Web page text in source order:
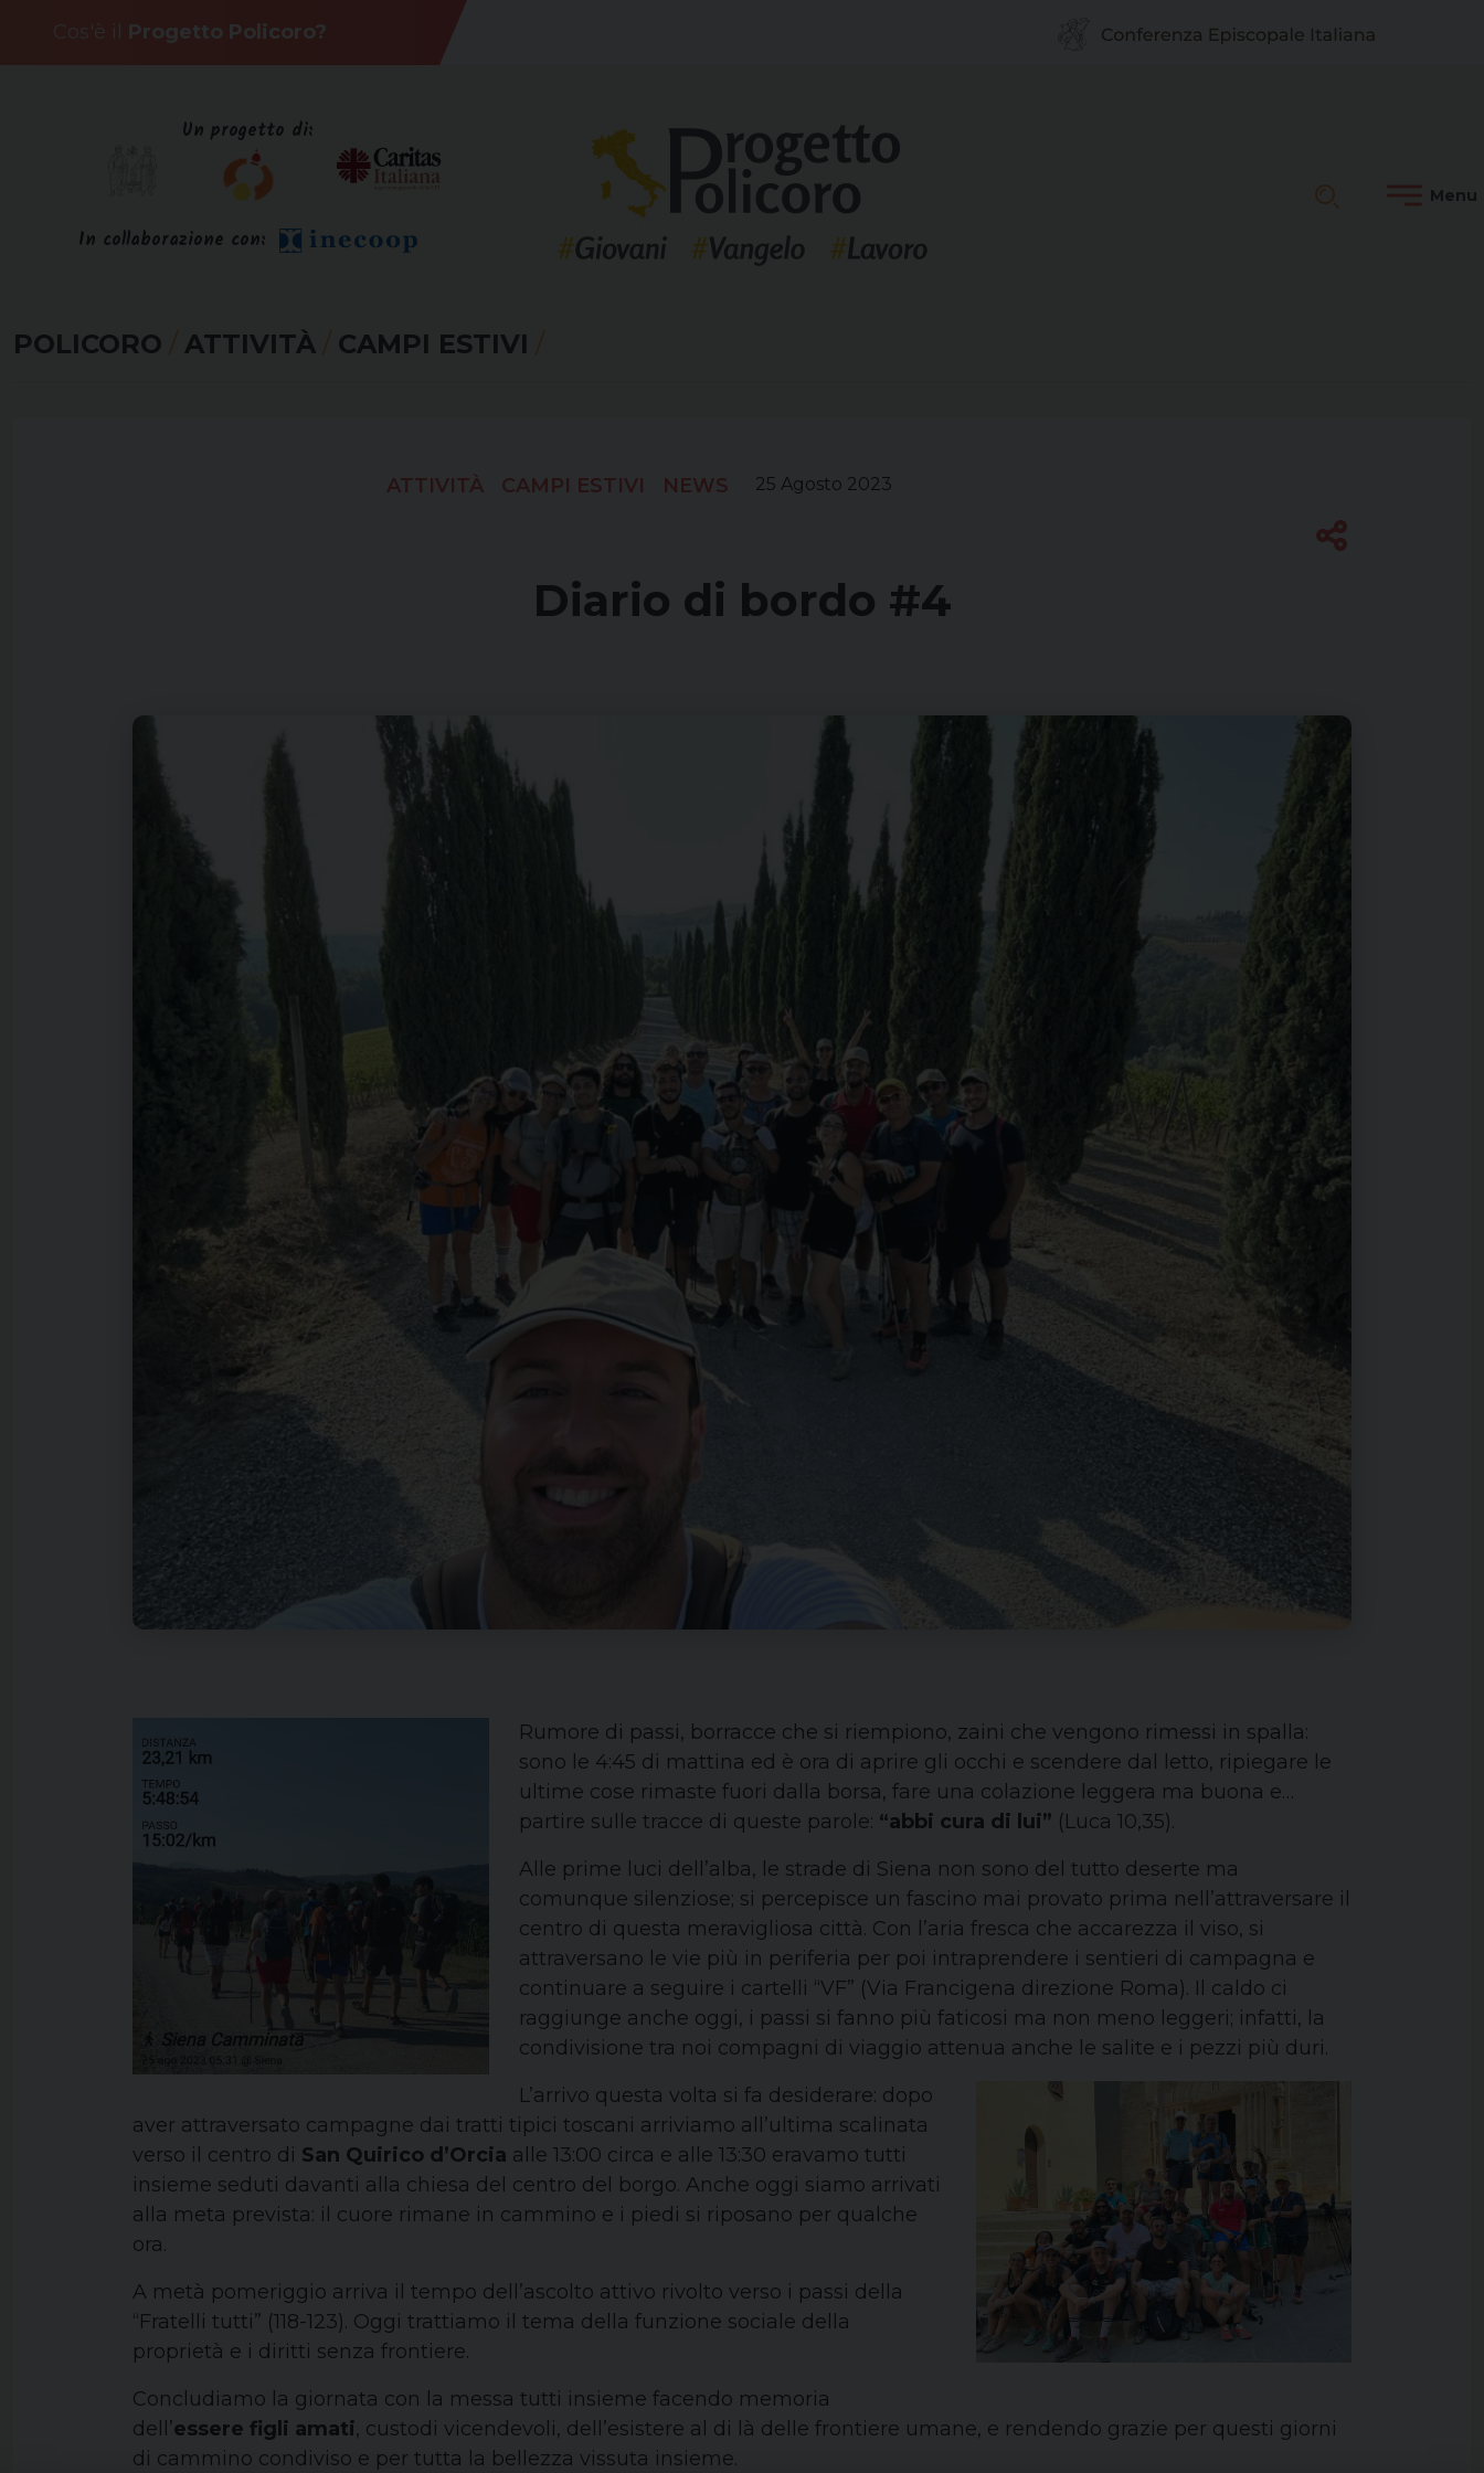
Cos'è il Progetto Policoro?
Un progetto di:
In collaborazione con:
POLICORO / ATTIVITÀ / CAMPI ESTIVI /
ATTIVITÀ CAMPI ESTIVI NEWS 25 Agosto 2023
Diario di bordo #4
Rumore di passi, borracce che si riempiono, zaini che vengono rimessi in spalla:
sono le 4:45 di mattina ed è ora di aprire gli occhi e scendere dal letto, ripiegare le
ultime cose rimaste fuori dalla borsa, fare una colazione leggera ma buona e…
partire sulle tracce di queste parole: “abbi cura di lui” (Luca 10,35).
Alle prime luci dell’alba, le strade di Siena non sono del tutto deserte ma
comunque silenziose; si percepisce un fascino mai provato prima nell’attraversare il
centro di questa meravigliosa città. Con l’aria fresca che accarezza il viso, si
attraversano le vie più in periferia per poi intraprendere i sentieri di campagna e
continuare a seguire i cartelli “VF” (Via Francigena direzione Roma). Il caldo ci
raggiunge anche oggi, i passi si fanno più faticosi ma non meno leggeri; infatti, la
condivisione tra noi compagni di viaggio attenua anche le salite e i pezzi più duri.
L’arrivo questa volta si fa desiderare: dopo
aver attraversato campagne dai tratti tipici toscani arriviamo all’ultima scalinata
verso il centro di San Quirico d’Orcia alle 13:00 circa e alle 13:30 eravamo tutti
insieme seduti davanti alla chiesa del centro del borgo. Anche oggi siamo arrivati
alla meta prevista: il cuore rimane in cammino e i piedi si riposano per qualche
ora.
A metà pomeriggio arriva il tempo dell’ascolto attivo rivolto verso i passi della
“Fratelli tutti” (118-123). Oggi trattiamo il tema della funzione sociale della
proprietà e i diritti senza frontiere.
Concludiamo la giornata con la messa tutti insieme facendo memoria
dell’essere figli amati, custodi vicendevoli, dell’esistere al di là delle frontiere umane, e rendendo grazie per questi giorni
di cammino condiviso e per tutta la bellezza vissuta insieme.